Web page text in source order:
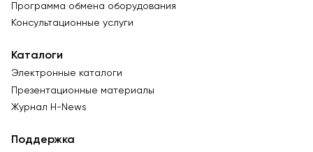
Программа обмена оборудования
Консультационные услуги
Каталоги
Электронные каталоги
Презентационные материалы
Журнал Н-News
Поддержка